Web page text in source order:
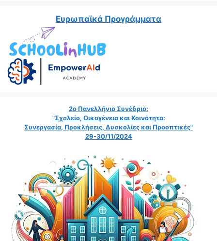
Ευρωπαϊκά Προγράμματα
2ο Πανελλήνιο Συνέδριο:
"Σχολείο, Οικογένεια και Κοινότητα:
Συνεργασία, Προκλήσεις, Δυσκολίες και Προοπτικές"
29-30/11/2024